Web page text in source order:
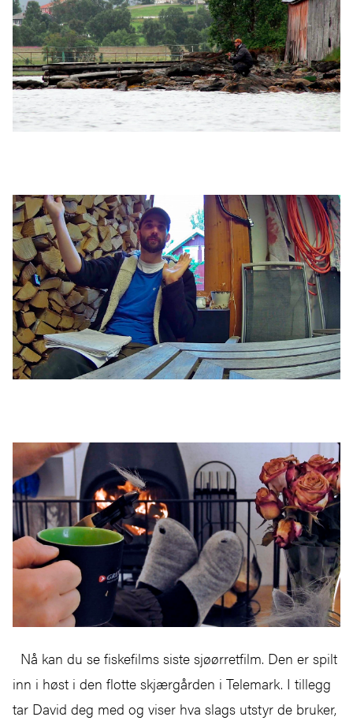
Nå kan du se fiskefilms siste sjøørretfilm. Den er spilt
inn i høst i den flotte skjærgården i Telemark. I tillegg
tar David deg med og viser hva slags utstyr de bruker,